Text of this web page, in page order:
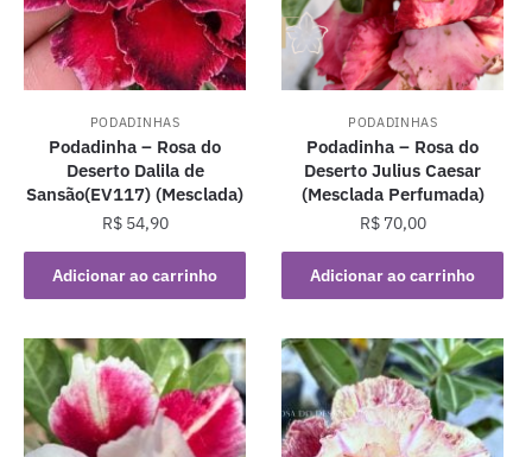
PODADINHAS
Podadinha – Rosa do
Deserto Dalila de
Sansão(EV117) (Mesclada)
R$54,90
Adicionar ao carrinho
PODADINHAS
Podadinha – Rosa do
Deserto Julius Caesar
(Mesclada Perfumada)
R$70,00
Adicionar ao carrinho